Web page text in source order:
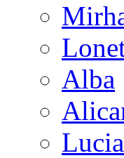
Alba
Lucia